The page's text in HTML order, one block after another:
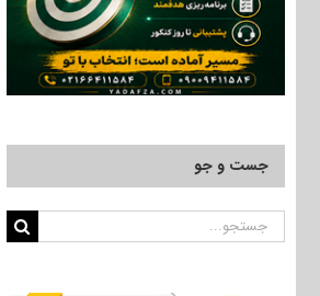
جست و جو
جستجو